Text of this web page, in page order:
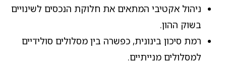
ניהול אקטיבי המתאים את חלוקת הנכסים לשינויים
בשוק ההון.
רמת סיכון בינונית, כפשרה בין מסלולים סולידיים
למסלולים מנייתיים.